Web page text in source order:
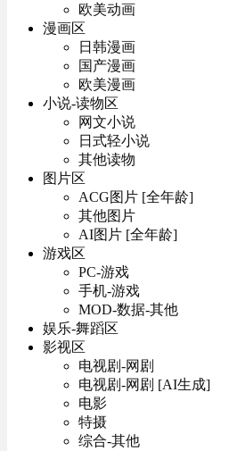
欧美动画
漫画区
日韩漫画
国产漫画
欧美漫画
小说-读物区
网文小说
日式轻小说
其他读物
图片区
ACG图片 [全年龄]
其他图片
AI图片 [全年龄]
游戏区
PC-游戏
手机-游戏
MOD-数据-其他
娱乐-舞蹈区
影视区
电视剧-网剧
电视剧-网剧 [AI生成]
电影
特摄
综合-其他